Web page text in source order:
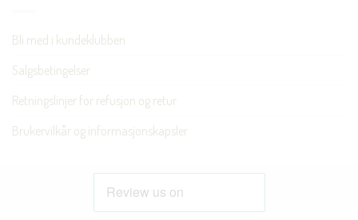
Bli med i kundeklubben
Salgsbetingelser
Retningslinjer for refusjon og retur
Brukervilkår og informasjonskapsler